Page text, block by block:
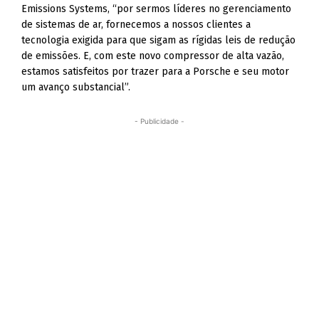
Emissions Systems, “por sermos líderes no gerenciamento
de sistemas de ar, fornecemos a nossos clientes a
tecnologia exigida para que sigam as rígidas leis de redução
de emissões. E, com este novo compressor de alta vazão,
estamos satisfeitos por trazer para a Porsche e seu motor
um avanço substancial”.
- Publicidade -